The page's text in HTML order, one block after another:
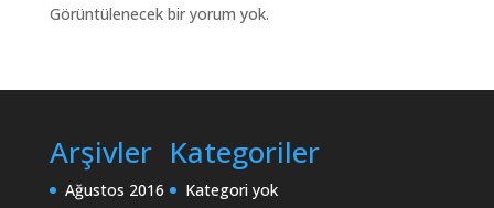
Görüntülenecek bir yorum yok.
Arşivler
Ağustos 2016
Kategoriler
Kategori yok